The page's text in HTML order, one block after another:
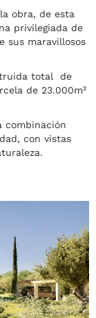
obra, de esta
privilegiada de
sus maravillosos
total de
de 23.000m²
combinación
con vistas